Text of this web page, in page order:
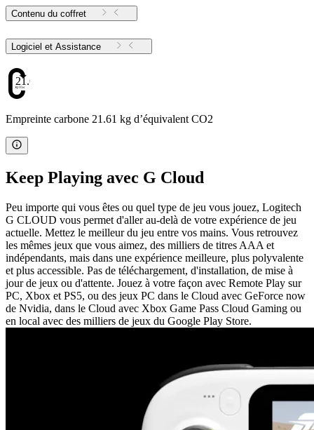
Contenu du coffret
Logiciel et Assistance
21.61
Empreinte carbone 21.61 kg d’équivalent CO2
Keep Playing avec G Cloud
Peu importe qui vous êtes ou quel type de jeu vous jouez, Logitech
G CLOUD vous permet d'aller au-delà de votre expérience de jeu
actuelle. Mettez le meilleur du jeu entre vos mains. Vous retrouvez
les mêmes jeux que vous aimez, des milliers de titres AAA et
indépendants, mais dans une expérience meilleure, plus polyvalente
et plus accessible. Pas de téléchargement, d'installation, de mise à
jour de jeux ou d'attente. Jouez à votre façon avec Remote Play sur
PC, Xbox et PS5, ou des jeux PC dans le Cloud avec GeForce now
de Nvidia, dans le Cloud avec Xbox Game Pass Cloud Gaming ou
en local avec des milliers de jeux du Google Play Store.